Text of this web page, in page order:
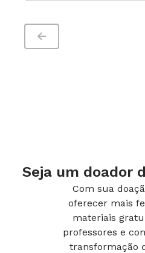
Seja um doador
Com sua
oferecer mais
materiais
professores e
transformação